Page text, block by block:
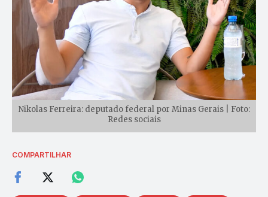
Nikolas Ferreira: deputado federal por Minas Gerais | Foto:
Redes sociais
COMPARTILHAR